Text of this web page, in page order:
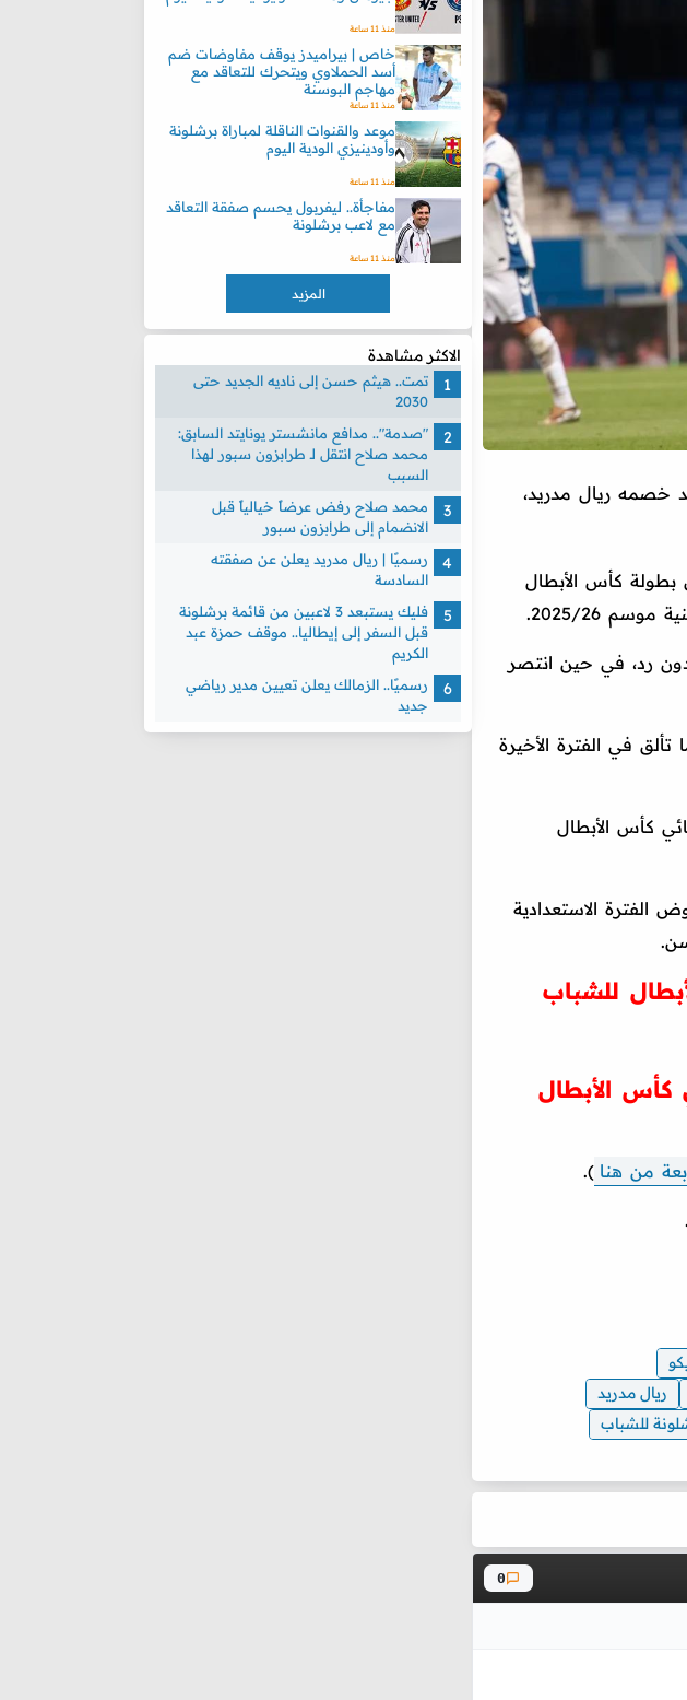
ضد خصمه ريال مدريد،
بطولة كأس الأبطال
2025/26.
رد، في حين انتصر
في الفترة الأخيرة
كأس الأبطال
الاستعدادية
للشباب
كأس الأبطال
من هنا ).
.
ريال مدريد
للشباب
0
منذ 11 ساعة
خاص | بيراميدز يوقف مفاوضات ضم
أسد الحملاوي ويتحرك للتعاقد مع
مهاجم البوسنة
منذ 11 ساعة
موعد والقنوات الناقلة لمباراة برشلونة
وأودينيزي الودية اليوم
منذ 11 ساعة
مفاجأة.. ليفربول يحسم صفقة التعاقد
مع لاعب برشلونة
منذ 11 ساعة
المزيد
الاكثر مشاهدة
تمت.. هيثم حسن إلى ناديه الجديد حتى
2030
"صدمة".. مدافع مانشستر يونايتد السابق:
محمد صلاح انتقل لـ طرابزون سبور لهذا
السبب
محمد صلاح رفض عرضاً خيالياً قبل
الانضمام إلى طرابزون سبور
رسميًا | ريال مدريد يعلن عن صفقته
السادسة
فليك يستبعد 3 لاعبين من قائمة برشلونة
قبل السفر إلى إيطاليا.. موقف حمزة عبد
الكريم
رسميًا.. الزمالك يعلن تعيين مدير رياضي
جديد